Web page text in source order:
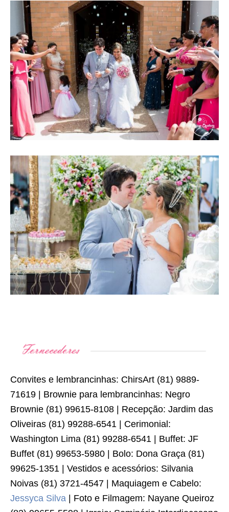
Convites e lembrancinhas: ChirsArt (81) 9889-
71619 | Brownie para lembrancinhas: Negro
Brownie (81) 99615-8108 | Recepção: Jardim das
Oliveiras (81) 99288-6541 | Cerimonial:
Washington Lima (81) 99288-6541 | Buffet: JF
Buffet (81) 99653-5980 | Bolo: Dona Graça (81)
99625-1351 | Vestidos e acessórios: Silvania
Noivas (81) 3721-4547 | Maquiagem e Cabelo:
Jessyca Silva | Foto e Filmagem: Nayane Queiroz